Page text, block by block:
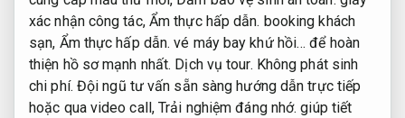
xác nhận công tác, Ẩm thực hấp dẫn. booking khách
sạn, Ẩm thực hấp dẫn. vé máy bay khứ hồi… để hoàn
thiện hồ sơ mạnh nhất. Dịch vụ tour. Không phát sinh
chi phí. Đội ngũ tư vấn sẵn sàng hướng dẫn trực tiếp
hoặc qua video call,Trải nghiệm đáng nhớ. giúp tiết